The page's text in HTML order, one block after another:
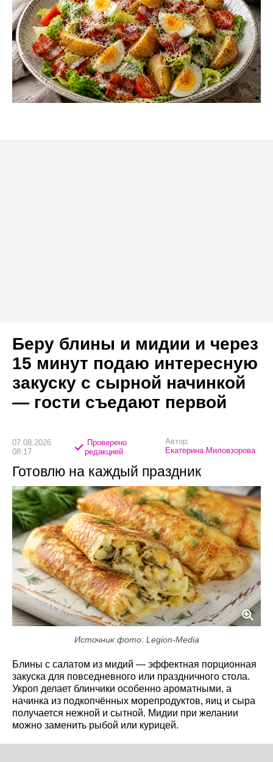
Беру блины и мидии и через
15 минут подаю интересную
закуску с сырной начинкой
— гости съедают первой
07.08.2026
08:17
Проверено
редакцией
Автор:
Екатерина Миловзорова
Готовлю на каждый праздник
Источник фото: Legion-Media
Блины с салатом из мидий — эффектная порционная
закуска для повседневного или праздничного стола.
Укроп делает блинчики особенно ароматными, а
начинка из подкопчённых морепродуктов, яиц и сыра
получается нежной и сытной. Мидии при желании
можно заменить рыбой или курицей.